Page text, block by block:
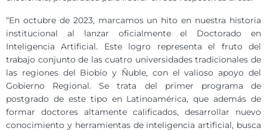
“En octubre de 2023, marcamos un hito en nuestra historia
institucional al lanzar oficialmente el Doctorado en
Inteligencia Artificial. Este logro representa el fruto del
trabajo conjunto de las cuatro universidades tradicionales de
las regiones del Biobío y Ñuble, con el valioso apoyo del
Gobierno Regional. Se trata del primer programa de
postgrado de este tipo en Latinoamérica, que además de
formar doctores altamente calificados, desarrollar nuevo
conocimiento y herramientas de inteligencia artificial, busca